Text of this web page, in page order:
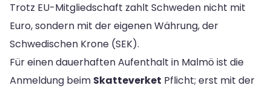
Trotz EU-Mitgliedschaft zahlt Schweden nicht mit
Euro, sondern mit der eigenen Währung, der
Schwedischen Krone (SEK).
Für einen dauerhaften Aufenthalt in Malmö ist die
Anmeldung beim Skatteverket Pflicht; erst mit der